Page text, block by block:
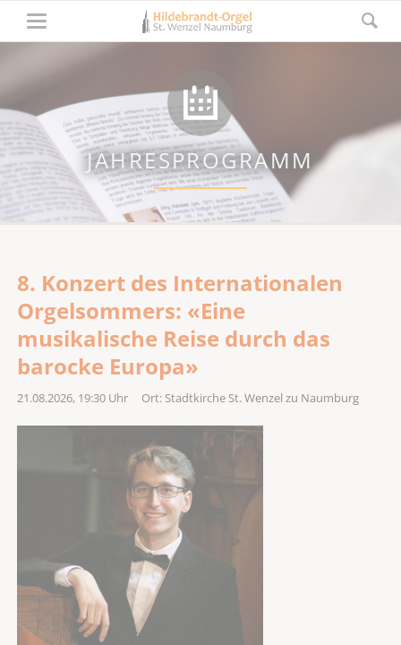
JAHRESPROGRAMM
8. Konzert des Internationalen
Orgelsommers: «Eine
musikalische Reise durch das
barocke Europa»
21.08.2026, 19:30Uhr Ort: Stadtkirche St. Wenzel zu Naumburg